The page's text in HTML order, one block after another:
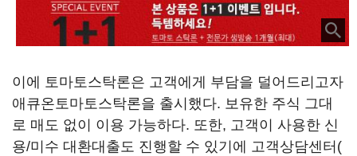
이에 토마토스탁론은 고객에게 부담을 덜어드리고자
애큐온토마토스탁론을 출시했다. 보유한 주식 그대
로 매도 없이 이용 가능하다. 또한, 고객이 사용한 신
용/미수 대환대출도 진행할 수 있기에 고객상담센터(